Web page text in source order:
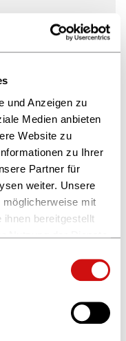
und Anzeigen zu
Medien anbieten
Website zu
zu Ihrer
Partner für
weiter. Unsere
mit
bereitgestellt
Nutzung der Dienste